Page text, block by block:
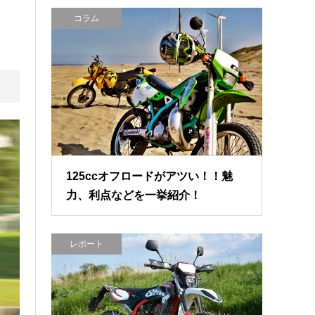
コラム
125ccオフロードがアツい！！魅
力、利点などを一挙紹介！
レポート